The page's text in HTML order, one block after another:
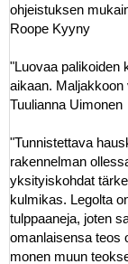
ohjeistuksen
Roope Kyyny
"Luovaa palikoiden
aikaan.
Tuulianna Uimonen
"Tunnistettava
rakennelman
yksityiskohdat
kulmikas. Legolta
tulppaaneja, joten
omanlaisensa teos
monen muun